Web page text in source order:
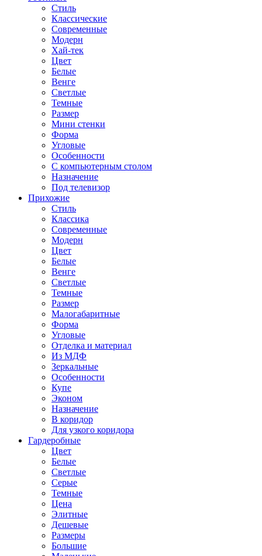
Стиль
Классические
Современные
Модерн
Хай-тек
Цвет
Белые
Венге
Светлые
Темные
Размер
Мини стенки
Форма
Угловые
Особенности
С компьютерным столом
Назначение
Под телевизор
Прихожие
Стиль
Классика
Современные
Модерн
Цвет
Белые
Венге
Светлые
Темные
Размер
Малогабаритные
Форма
Угловые
Отделка и материал
Из МДФ
Зеркальные
Особенности
Купе
Эконом
Назначение
В коридор
Для узкого коридора
Гардеробные
Цвет
Белые
Светлые
Серые
Темные
Цена
Элитные
Дешевые
Размеры
Большие